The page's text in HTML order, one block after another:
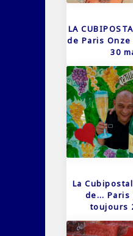
LA
de Paris
30
La
de… Paris
toujours